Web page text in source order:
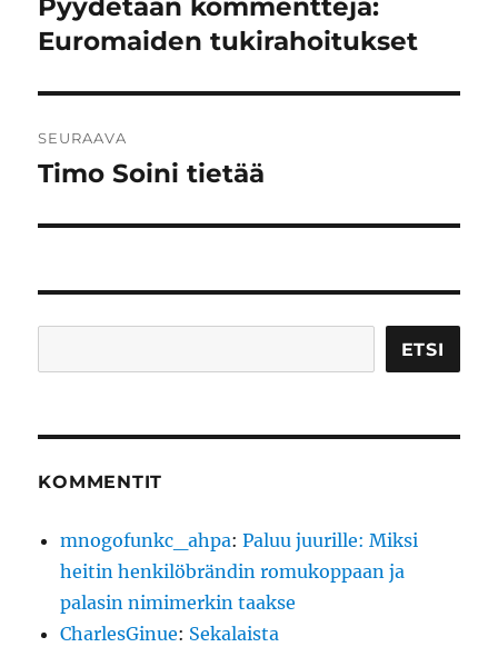
Edellinen
artikkeli:
Pyydetään kommentteja:
Euromaiden tukirahoitukset
SEURAAVA
Seuraava
Timo Soini tietää
ETSI
KOMMENTIT
mnogofunkc_ahpa:Paluu juurille: Miksi
heitin henkilöbrändin romukoppaan ja
palasin nimimerkin taakse
CharlesGinue: Sekalaista